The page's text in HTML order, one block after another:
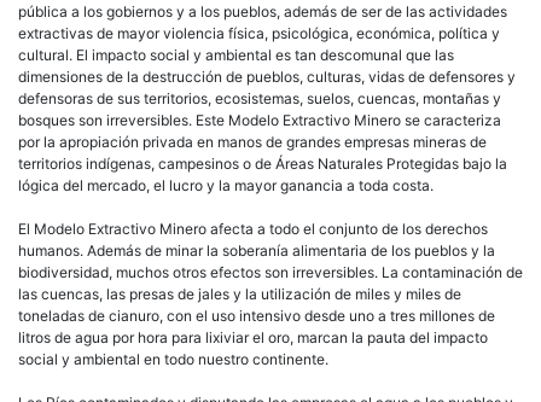
pública a los gobiernos y a los pueblos, además de ser de las actividades
extractivas de mayor violencia física, psicológica, económica, política y
cultural. El impacto social y ambiental es tan descomunal que las
dimensiones de la destrucción de pueblos, culturas, vidas de defensores y
defensoras de sus territorios, ecosistemas, suelos, cuencas, montañas y
bosques son irreversibles. Este Modelo Extractivo Minero se caracteriza
por la apropiación privada en manos de grandes empresas mineras de
territorios indígenas, campesinos o de Áreas Naturales Protegidas bajo la
lógica del mercado, el lucro y la mayor ganancia a toda costa.
El Modelo Extractivo Minero afecta a todo el conjunto de los derechos
humanos. Además de minar la soberanía alimentaria de los pueblos y la
biodiversidad, muchos otros efectos son irreversibles. La contaminación de
las cuencas, las presas de jales y la utilización de miles y miles de
toneladas de cianuro, con el uso intensivo desde uno a tres millones de
litros de agua por hora para lixiviar el oro, marcan la pauta del impacto
social y ambiental en todo nuestro continente.